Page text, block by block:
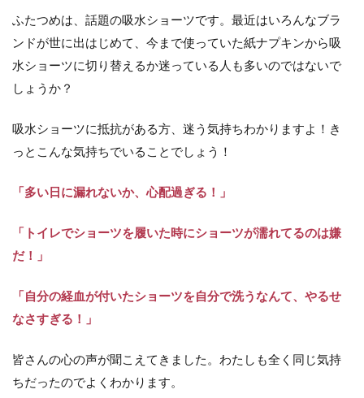
ふたつめは、話題の吸水ショーツです。最近はいろんなブラ
ンドが世に出はじめて、今まで使っていた紙ナプキンから吸
水ショーツに切り替えるか迷っている人も多いのではないで
しょうか？
吸水ショーツに抵抗がある方、迷う気持ちわかりますよ！き
っとこんな気持ちでいることでしょう！
「多い日に漏れないか、心配過ぎる！」
「トイレでショーツを履いた時にショーツが濡れてるのは嫌
だ！」
「自分の経血が付いたショーツを自分で洗うなんて、やるせ
なさすぎる！」
皆さんの心の声が聞こえてきました。わたしも全く同じ気持
ちだったのでよくわかります。